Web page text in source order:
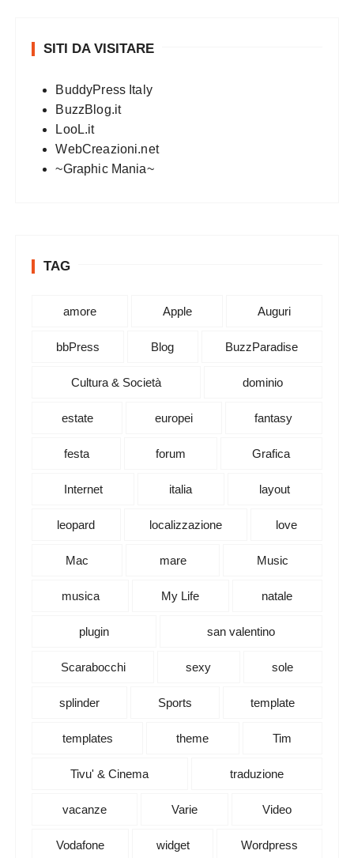
SITI DA VISITARE
BuddyPress Italy
BuzzBlog.it
LooL.it
WebCreazioni.net
~Graphic Mania~
TAG
amore Apple Auguri
bbPress Blog BuzzParadise
Cultura & Società dominio
estate europei fantasy
festa forum Grafica
Internet italia layout
leopard localizzazione love
Mac mare Music
musica My Life natale
plugin san valentino
Scarabocchi sexy sole
splinder Sports template
templates theme Tim
Tivu' & Cinema traduzione
vacanze Varie Video
Vodafone widget Wordpress